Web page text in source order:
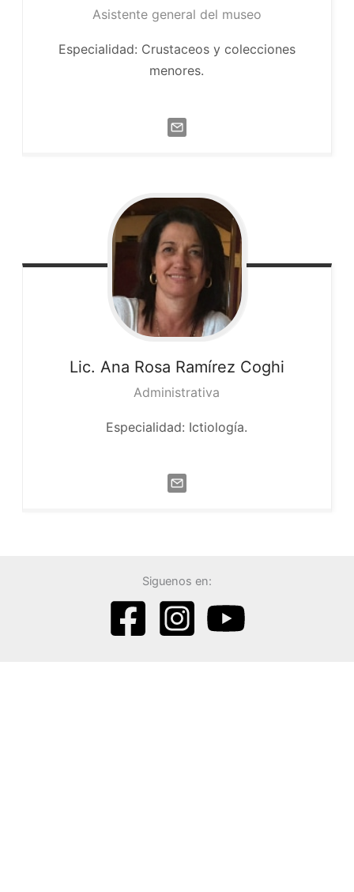
Asistente general del museo
Especialidad: Crustaceos y colecciones
menores.
Lic. Ana Rosa Ramírez Coghi
Administrativa
Especialidad: Ictiología.
Siguenos en: